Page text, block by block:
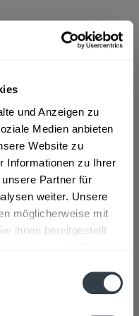
und Anzeigen zu
Medien anbieten
Website zu
Informationen zu Ihrer
Partner für
weiter. Unsere
möglicherweise mit
ihnen bereitgestellt
Leicht 20 x 0,5l"